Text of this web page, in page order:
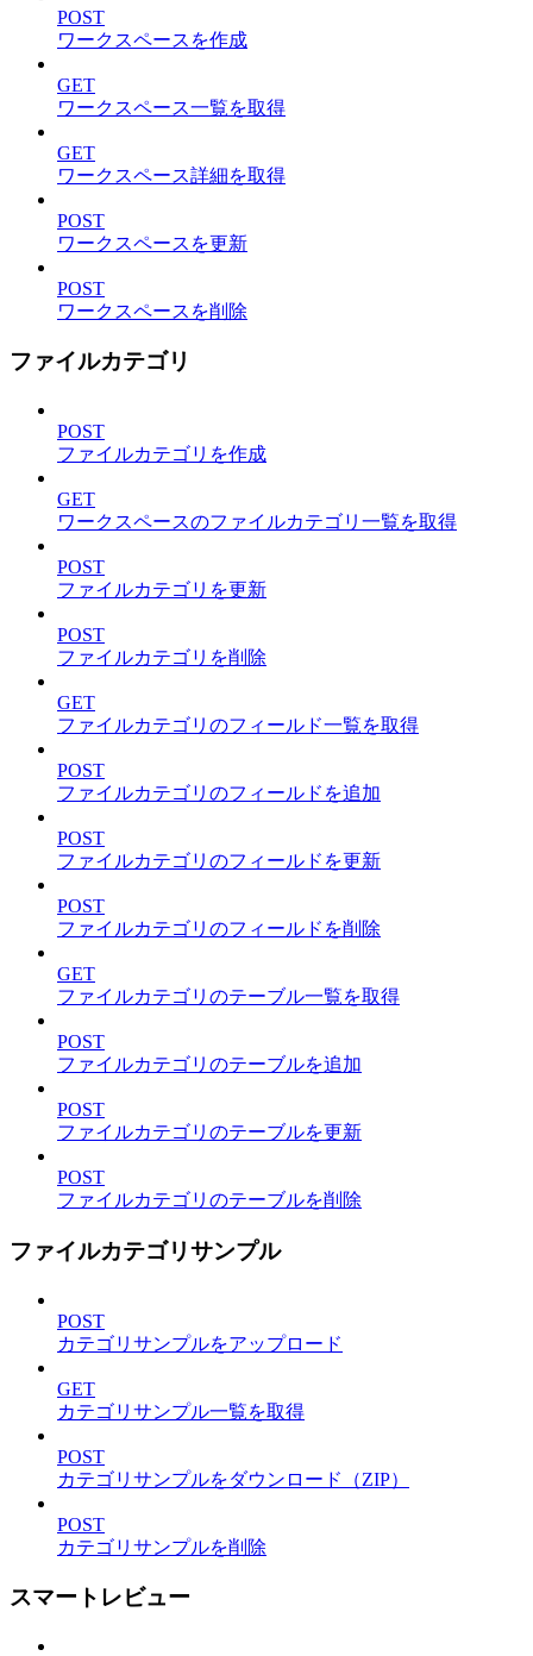
POST
ワークスペースを作成
GET
ワークスペース一覧を取得
GET
ワークスペース詳細を取得
POST
ワークスペースを更新
POST
ワークスペースを削除
ファイルカテゴリ
POST
ファイルカテゴリを作成
GET
ワークスペースのファイルカテゴリ一覧を取得
POST
ファイルカテゴリを更新
POST
ファイルカテゴリを削除
GET
ファイルカテゴリのフィールド一覧を取得
POST
ファイルカテゴリのフィールドを追加
POST
ファイルカテゴリのフィールドを更新
POST
ファイルカテゴリのフィールドを削除
GET
ファイルカテゴリのテーブル一覧を取得
POST
ファイルカテゴリのテーブルを追加
POST
ファイルカテゴリのテーブルを更新
POST
ファイルカテゴリのテーブルを削除
ファイルカテゴリサンプル
POST
カテゴリサンプルをアップロード
GET
カテゴリサンプル一覧を取得
POST
カテゴリサンプルをダウンロード（ZIP）
POST
カテゴリサンプルを削除
スマートレビュー